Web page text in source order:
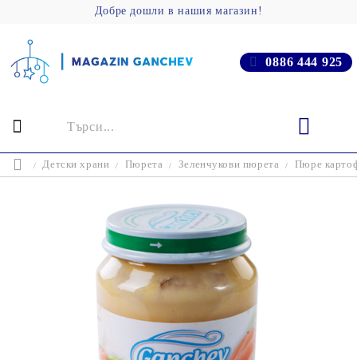
Добре дошли в нашия магазин!
0886 444 925
Детски храни Пюрета Зеленчукови пюрета Пюре